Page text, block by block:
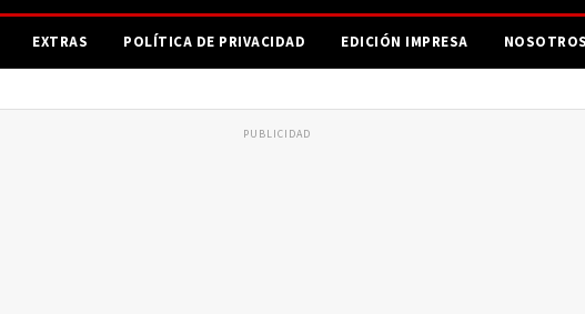
EXTRAS POLÍTICA DE PRIVACIDAD EDICIÓN IMPRESA NOSOTROS
PUBLICIDAD